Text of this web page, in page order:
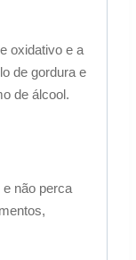
oxidativo e a
de gordura e
de álcool.
não perca